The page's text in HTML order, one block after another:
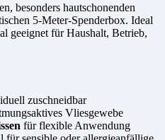
besonders hautschonenden
5-Meter-Spenderbox. Ideal
geeignet für Haushalt, Betrieb,
zuschneidbar
Vliesgewebe
für flexible Anwendung